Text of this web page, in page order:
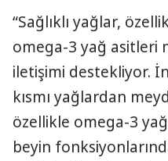
“Sağlıklı yağlar,
omega-3 yağ asitleri
iletişimi destekliyor.
kısmı yağlardan
özellikle omega-3
beyin